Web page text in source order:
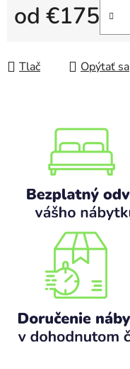
od €175
Tlač Opýtať sa